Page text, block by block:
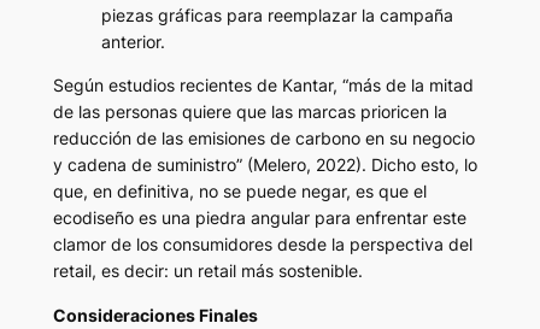
piezas gráficas para reemplazar la campaña
anterior.
Según estudios recientes de Kantar, “más de la mitad
de las personas quiere que las marcas prioricen la
reducción de las emisiones de carbono en su negocio
y cadena de suministro” (Melero, 2022). Dicho esto, lo
que, en definitiva, no se puede negar, es que el
ecodiseño es una piedra angular para enfrentar este
clamor de los consumidores desde la perspectiva del
retail, es decir: un retail más sostenible.
Consideraciones Finales